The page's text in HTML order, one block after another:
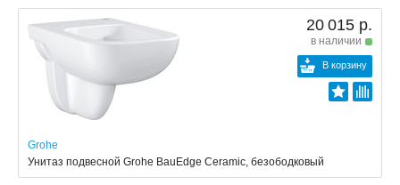
20 015 р.
в наличии
В корзину
Grohe
Унитаз подвесной Grohe BauEdge Ceramic, безободковый